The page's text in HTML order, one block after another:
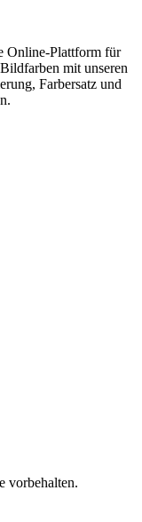
Online-Plattform für
mit unseren
Farbersatz und
vorbehalten.